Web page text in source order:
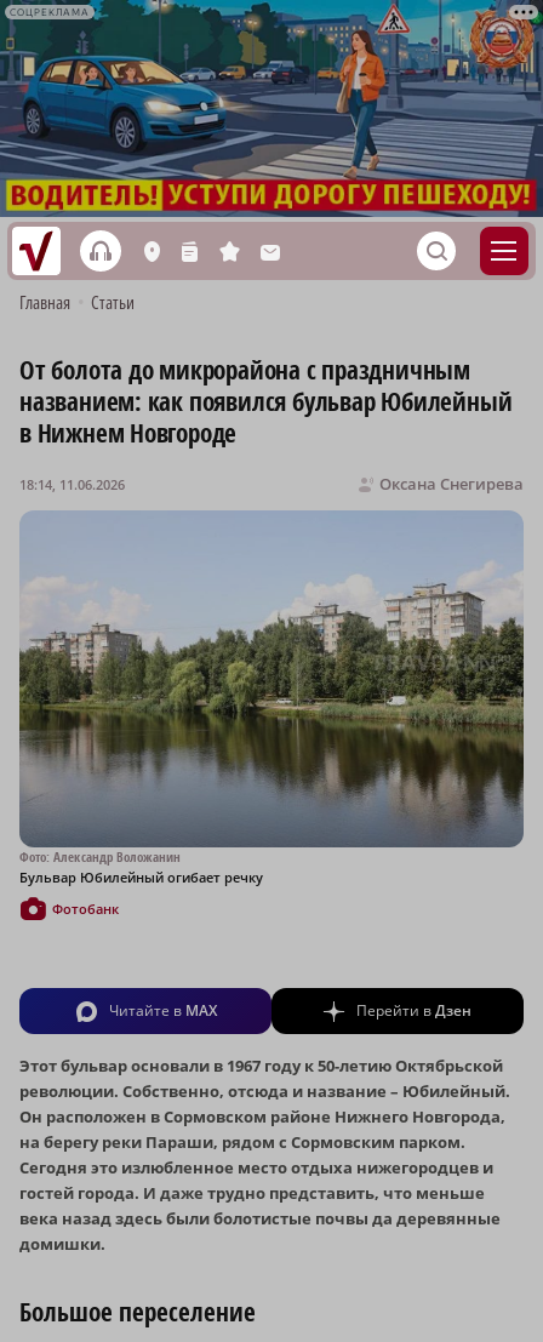
СОЦРЕКЛАМА
h L n s M S
Главная Статьи
От болота до микрорайона с праздничным
названием: как появился бульвар Юбилейный
в Нижнем Новгороде
Оксана Снегирева
18:14, 11.06.2026
Фото: Александр Воложанин
Бульвар Юбилейный огибает речку
Фотобанк
Читайте в MAX Перейти вДзен
Этот бульвар основали в 1967 году к 50-летию Октябрьской
революции. Собственно, отсюда и название – Юбилейный.
Он расположен в Сормовском районе Нижнего Новгорода,
на берегу реки Параши, рядом с Сормовским парком.
Сегодня это излюбленное место отдыха нижегородцев и
гостей города. И даже трудно представить, что меньше
века назад здесь были болотистые почвы да деревянные
домишки.
Большое переселение